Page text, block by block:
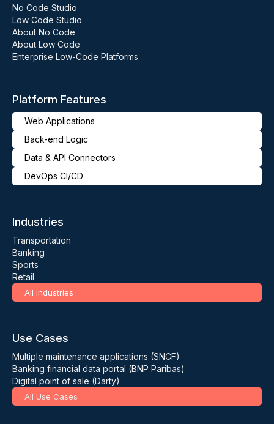
No Code Studio
Low Code Studio
About No Code
About Low Code
Enterprise Low-Code Platforms
Platform Features
Web Applications
Back-end Logic
Data & API Connectors
DevOps CI/CD
Industries
Transportation
Banking
Sports
Retail
All industries
Use Cases
Multiple maintenance applications (SNCF)
Banking financial data portal (BNP Paribas)
Digital point of sale (Darty)
All Use Cases